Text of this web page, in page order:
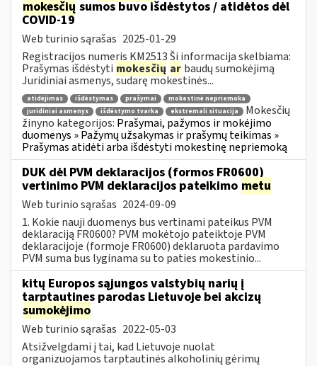
mokesčių sumos buvo išdėstytos / atidėtos dėl
COVID-19
Web turinio sąrašas 2025-01-29
Registracijos numeris KM2513 Ši informacija skelbiama:
Prašymas išdėstyti mokesčių ar baudų sumokėjimą
Juridiniai asmenys, sudarę mokestinės...
atidėjimas išdėstymas prašymai
mokestinė nepriemoka
juridiniai asmenys
išdėstymo tvarka ekstremali situacija
Mokesčių
žinyno kategorijos: Prašymai, pažymos ir mokėjimo
duomenys » Pažymų užsakymas ir prašymų teikimas »
Prašymas atidėti arba išdėstyti mokestinę nepriemoką
DUK dėl PVM deklaracijos (formos FR0600)
vertinimo PVM deklaracijos pateikimo metu
Web turinio sąrašas 2024-09-09
1. Kokie nauji duomenys bus vertinami pateikus PVM
deklaraciją FR0600? PVM mokėtojo pateiktoje PVM
deklaracijoje (formoje FR0600) deklaruota pardavimo
PVM suma bus lyginama su to paties mokestinio...
kitų Europos sąjungos valstybių narių į
tarptautines parodas Lietuvoje bei akcizų
sumokėjimo
Web turinio sąrašas 2022-05-03
Atsižvelgdami į tai, kad Lietuvoje nuolat
organizuojamos tarptautinės alkoholinių gėrimų